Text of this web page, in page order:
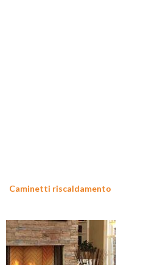
Caminetti riscaldamento